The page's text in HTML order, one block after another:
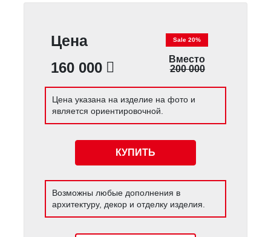
Цена
160 000
Sale 20%
Вместо
200 000
Цена указана на изделие на фото и
является ориентировочной.
КУПИТЬ
Возможны любые дополнения в
архитектуру, декор и отделку изделия.